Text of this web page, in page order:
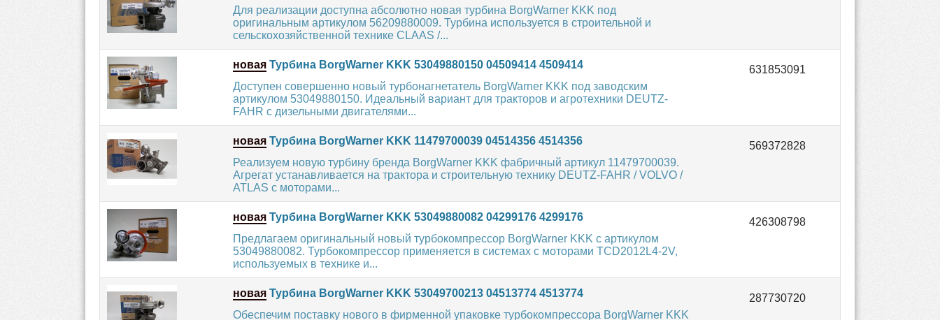
Для реализации доступна абсолютно новая турбина BorgWarner KKK под
оригинальным артикулом 56209880009. Турбина используется в строительной и
сельскохозяйственной технике CLAAS /...
новая Турбина BorgWarner KKK 53049880150 04509414 4509414
Доступен совершенно новый турбонагнетатель BorgWarner KKK под заводским
артикулом 53049880150. Идеальный вариант для тракторов и агротехники DEUTZ-
FAHR с дизельными двигателями...
новая Турбина BorgWarner KKK 11479700039 04514356 4514356
Реализуем новую турбину бренда BorgWarner KKK фабричный артикул 11479700039.
Агрегат устанавливается на трактора и строительную технику DEUTZ-FAHR / VOLVO /
ATLAS с моторами...
новая Турбина BorgWarner KKK 53049880082 04299176 4299176
Предлагаем оригинальный новый турбокомпрессор BorgWarner KKK с артикулом
53049880082. Турбокомпрессор применяется в системах с моторами TCD2012L4-2V,
используемых в технике и...
новая Турбина BorgWarner KKK 53049700213 04513774 4513774
Обеспечим поставку нового в фирменной упаковке турбокомпрессора BorgWarner KKK